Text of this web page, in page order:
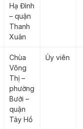
Hạ Đình
– quận
Thanh
Xuân
Chùa
Võng
Thị –
phường
Bưởi –
quận
Tây Hồ
Ủy viên